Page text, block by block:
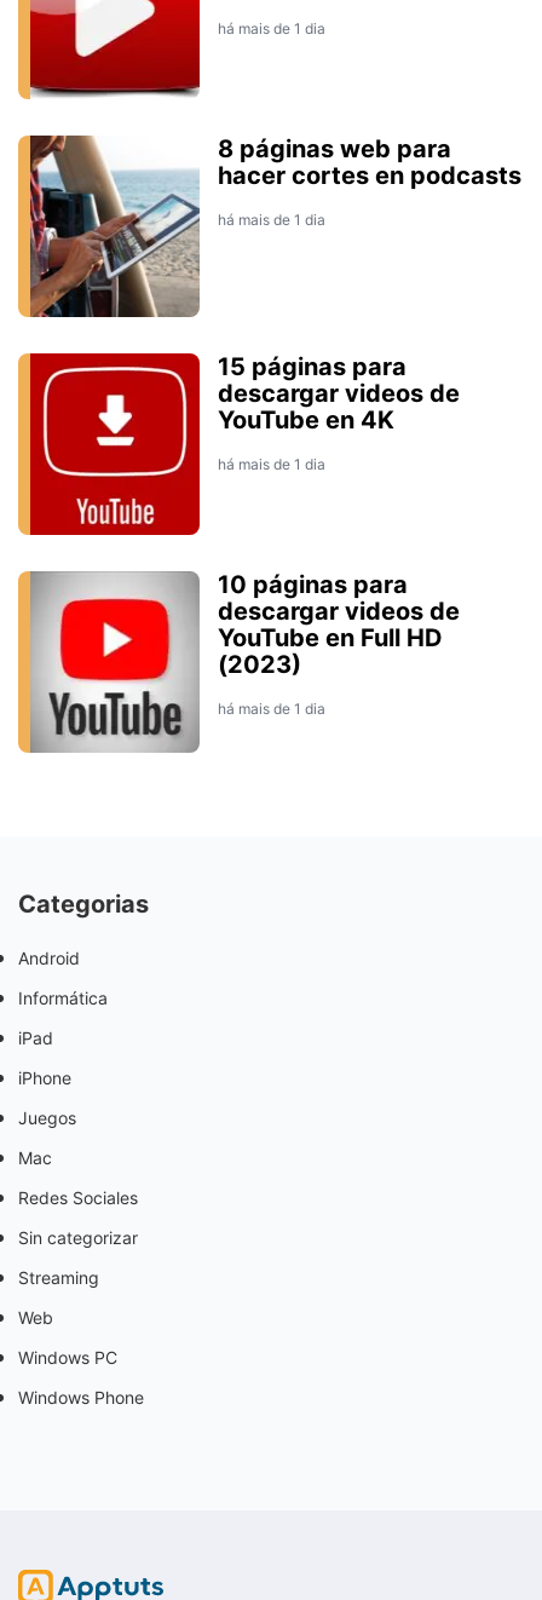
há mais de 1 dia
8 páginas web para
hacer cortes en podcasts
há mais de 1 dia
15 páginas para
descargar videos de
YouTube en 4K
há mais de 1 dia
10 páginas para
descargar videos de
YouTube en Full HD
(2023)
há mais de 1 dia
Categorias
Android
Informática
iPad
iPhone
Juegos
Mac
Redes Sociales
Sin categorizar
Streaming
Web
Windows PC
Windows Phone